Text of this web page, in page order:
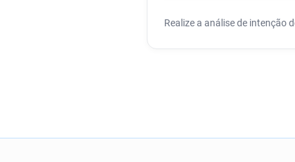
Realize a análise de intenção